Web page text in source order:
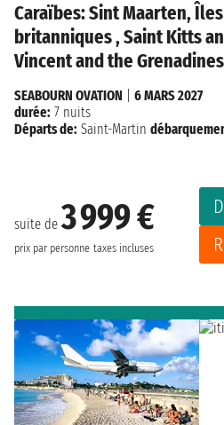
Caraïbes: Sint Maarten,
britanniques , Saint Kitts
Vincent and the
suite de3 999 €
prix par personne taxes incluses
SEABOURN OVATION
6 MARS 2027
durée: 7 nuits
Départs de: Saint-Martin